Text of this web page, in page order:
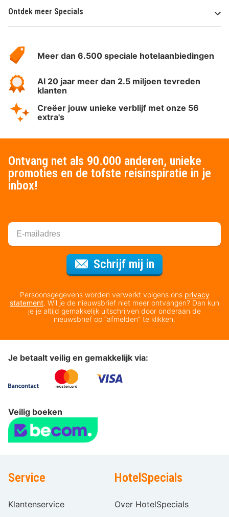
Ontdek meer Specials
HotelSpecials
Meer dan 6.500 speciale hotelaanbiedingen
Al 20 jaar meer dan 2.5 miljoen tevreden
klanten
Creëer jouw unieke verblijf met onze 56
extra's
Ontvang net als 90.000 anderen, unieke
promoties en de tofste reisinspiratie in je
inbox!
Schrijf mij in
Persoonsgegevens worden verwerkt volgens ons privacy
statement. Wil je de nieuwsbrief niet meer ontvangen? Dan kun
je je altijd gemakkelijk uitschrijven door onderaan de
nieuwsbrief op “afmelden” te klikken.
Je betaalt veilig en gemakkelijk via:
Veilig boeken
Service
Klantenservice
HotelSpecials
Over HotelSpecials